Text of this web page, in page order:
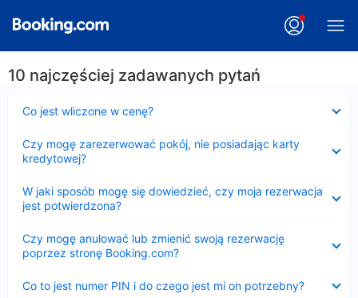
10 najczęściej zadawanych pytań
Co jest wliczone w cenę?
Czy mogę zarezerwować pokój, nie posiadając karty
kredytowej?
W jaki sposób mogę się dowiedzieć, czy moja rezerwacja
jest potwierdzona?
Czy mogę anulować lub zmienić swoją rezerwację
poprzez stronę Booking.com?
Co to jest numer PIN i do czego jest mi on potrzebny?